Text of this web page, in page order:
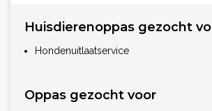
Huisdierenoppas gezocht
Hondenuitlaatservice
Oppas gezocht voor